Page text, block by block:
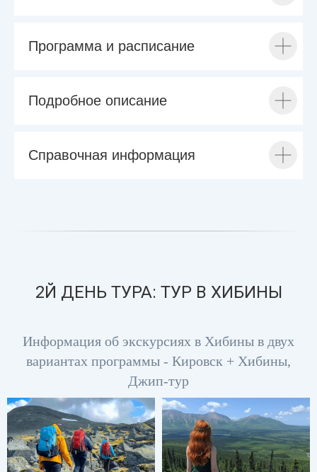
Программа и расписание
Подробное описание
Справочная информация
2Й ДЕНЬ ТУРА: ТУР В ХИБИНЫ
Информация об экскурсиях в Хибины в двух
вариантах программы - Кировск + Хибины,
Джип-тур